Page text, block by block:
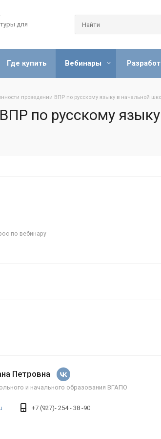
для
Где купить Вебинары
проведении ВПР по русскому языку в начальной
по русскому
по вебинару
Петровна
и начального образования ВГАПО
+7 (927)- 254 - 38 -90